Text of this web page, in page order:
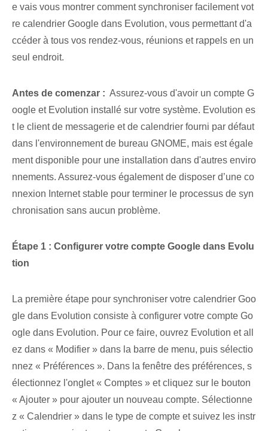
e vais vous montrer comment synchroniser facilement vot
re calendrier Google dans Evolution, vous permettant d'a
ccéder à tous vos rendez-vous, réunions et rappels en un
seul endroit.
Antes de comenzar : ​ Assurez-vous d'avoir un compte G
oogle et ‌Evolution installé sur ‌votre système. Evolution es
t le client de messagerie et de calendrier fourni par défaut
dans l'environnement de bureau GNOME, mais est égale
ment disponible pour une installation dans d'autres enviro
nnements. Assurez-vous également de disposer d’une co
nnexion Internet stable pour terminer le processus de syn
chronisation sans aucun problème.
Étape 1 : Configurer votre compte Google dans Evolu
tion
La première étape pour synchroniser votre calendrier Goo
gle dans Evolution consiste à configurer votre compte Go
ogle dans Evolution. Pour ce faire, ouvrez Evolution et all
ez dans « Modifier » dans la barre de menu, puis sélectio
nnez « Préférences ». Dans la fenêtre des préférences, s
électionnez l'onglet « Comptes » et cliquez sur le bouton
« Ajouter » pour ajouter un nouveau compte. Sélectionne
z « Calendrier » dans le type de compte et suivez les instr